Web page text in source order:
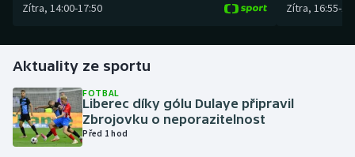
Curling
Dostihy
Florbal
Zítra, 14:00-17:50 Zítra, 16:55-
Aktuality ze sportu
FOTBAL
Liberec díky gólu Dulaye připravil
Zbrojovku o neporazitelnost
Před 1 hod